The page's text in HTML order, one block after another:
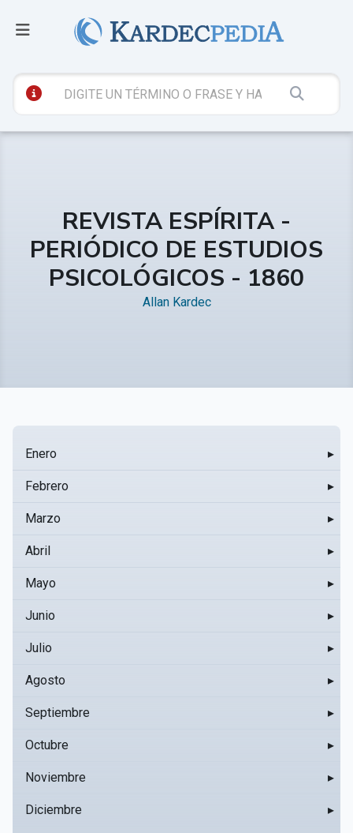
REVISTA ESPÍRITA -
PERIÓDICO DE ESTUDIOS
PSICOLÓGICOS - 1860
Allan Kardec
Enero ▸
Febrero ▸
Marzo ▸
Abril ▸
Mayo ▸
Junio ▸
Julio ▸
Agosto ▸
Septiembre ▸
Octubre ▸
Noviembre ▸
Diciembre ▸